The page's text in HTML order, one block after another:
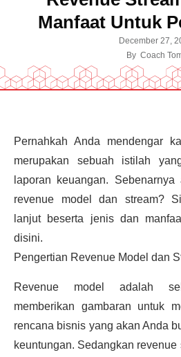
Manfaat Untuk
December 27,
By Coach
Pernahkah Anda mendengar
merupakan sebuah istilah
laporan keuangan.
revenue model dan stream?
lanjut beserta jenis dan
disini.
Pengertian Revenue Model dan
Revenue model adalah
memberikan gambaran untuk
rencana bisnis yang akan Anda
keuntungan. Sedangkan